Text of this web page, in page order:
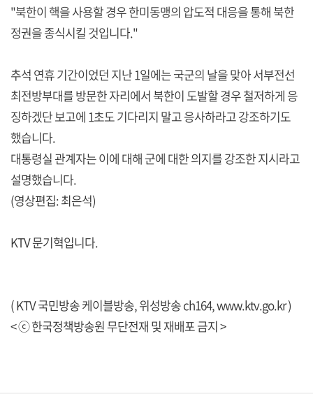
"북한이 핵을 사용할 경우 한미동맹의 압도적 대응을 통해 북한
정권을 종식시킬 것입니다."
추석 연휴 기간이었던 지난 1일에는 국군의 날을 맞아 서부전선
최전방부대를 방문한 자리에서 북한이 도발할 경우 철저하게 응
징하겠단 보고에 1초도 기다리지 말고 응사하라고 강조하기도
했습니다.
대통령실 관계자는 이에 대해 군에 대한 의지를 강조한 지시라고
설명했습니다.
(영상편집: 최은석)
KTV 문기혁입니다.
( KTV 국민방송 케이블방송, 위성방송 ch164,www.ktv.go.kr)
< ⓒ 한국정책방송원 무단전재 및 재배포 금지 >